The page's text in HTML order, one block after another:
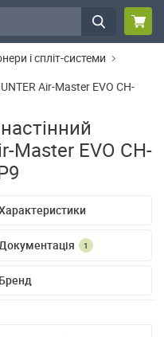
і спліт-системи
Air-Master EVO CH-
Master EVO CH-
1
Бренд